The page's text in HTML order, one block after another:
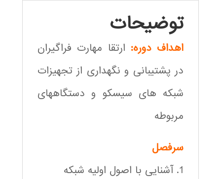
توضیحات
اهداف دوره: ارتقا مهارت فراگیران
در پشتیبانی و نگهداری از تجهیزات
شبکه های سیسکو و دستگاههای
مربوطه
سرفصل
1. آشنایی با اصول اولیه شبکه